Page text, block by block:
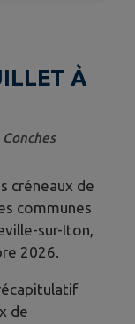
À
créneaux de
communes
sur-Iton,
2026.
de